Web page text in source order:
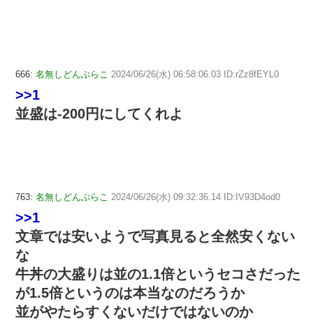
666: 名無しどんぶらこ 2024/06/26(水) 06:58:06.03 ID:rZz8fEYL0
>>1
並盛は-200円にしてくれよ
763: 名無しどんぶらこ 2024/06/26(水) 09:32:36.14 ID:IV93D4od0
>>1
文章では安いようで写真見ると全然安くない
な
牛丼の大盛りは並の1.1倍というセコさだった
が1.5倍というのは本当なのだろうか
並がやたらすくないだけではないのか